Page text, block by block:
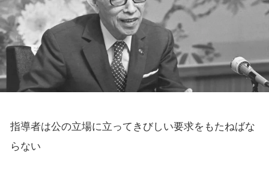
指導者は公の立場に立ってきびしい要求をもたねばな
らない